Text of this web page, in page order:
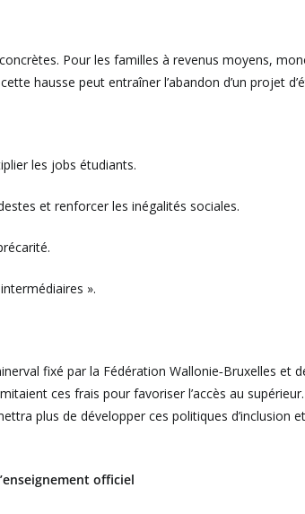
Pour les familles à revenus moyens,
hausse peut entraîner l’abandon d’un projet
les jobs étudiants.
et renforcer les inégalités sociales.
».
fixé par la Fédération Wallonie‑Bruxelles et
ces frais pour favoriser l’accès au supérieur.
plus de développer ces politiques d’inclusion
officiel